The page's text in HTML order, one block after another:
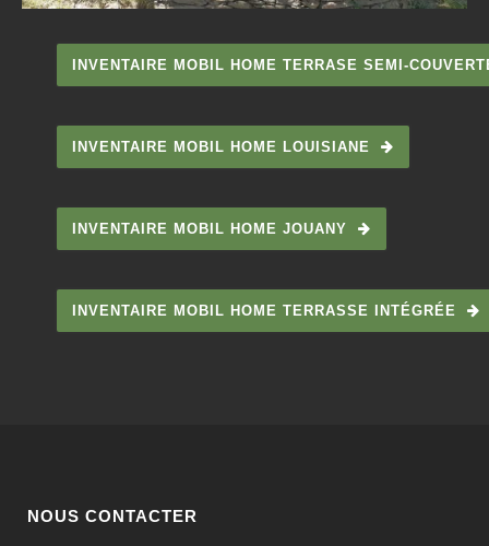
INVENTAIRE MOBIL HOME TERRASE SEMI-
INVENTAIRE MOBIL HOME LOUISIANE
INVENTAIRE MOBIL HOME JOUANY
INVENTAIRE MOBIL HOME TERRASSE INTÉGRÉE
NOUS CONTACTER